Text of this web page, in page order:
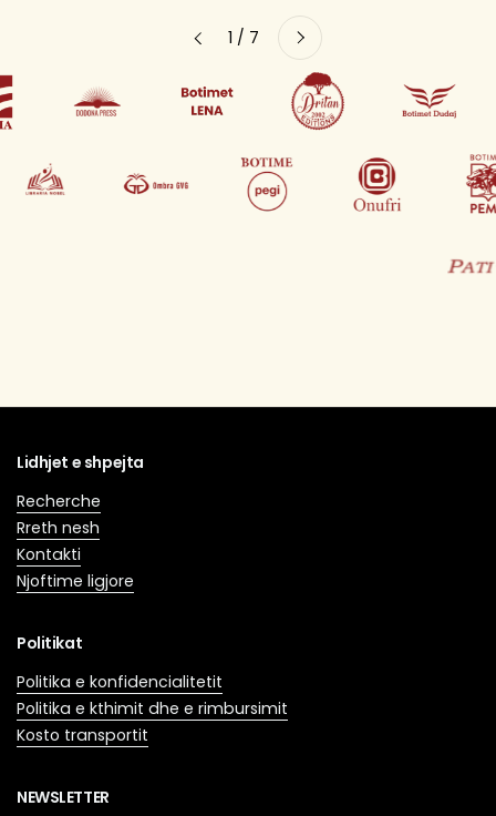
Previous 1 / 7 Next
Lidhjet e shpejta
Recherche
Rreth nesh
Kontakti
Njoftime ligjore
Politikat
Politika e konfidencialitetit
Politika e kthimit dhe e rimbursimit
Kosto transportit
NEWSLETTER